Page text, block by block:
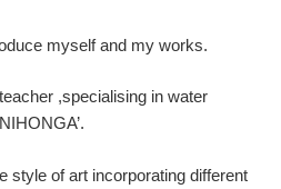
myself and my works.
,specialising in water
style of art incorporating different